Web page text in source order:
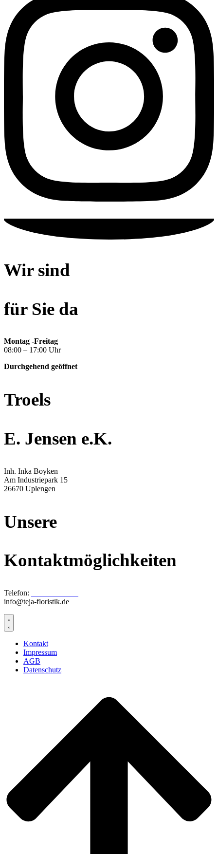
Wir sind
für Sie da
Montag -Freitag
08:00 – 17:00 Uhr
Durchgehend geöffnet
Troels
E. Jensen e.K.
Inh. Inka Boyken
Am Industriepark 15
26670 Uplengen
Unsere
Kontaktmöglichkeiten
Telefon:
info@teja-floristik.de
Kontakt
Impressum
AGB
Datenschutz